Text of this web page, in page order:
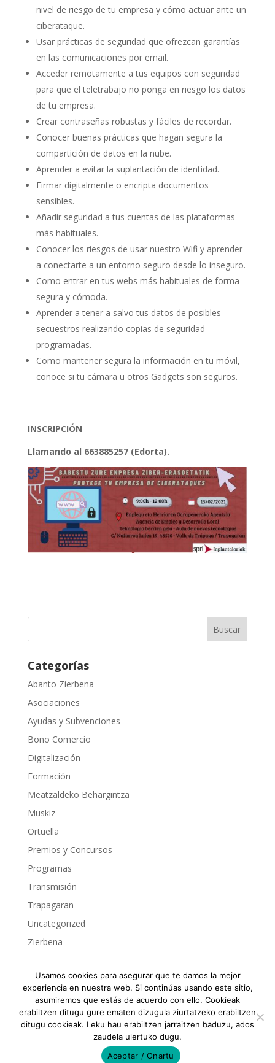
nivel de riesgo de tu empresa y cómo actuar ante un
ciberataque.
Usar prácticas de seguridad que ofrezcan garantías
en las comunicaciones por email.
Acceder remotamente a tus equipos con seguridad
para que el teletrabajo no ponga en riesgo los datos
de tu empresa.
Crear contraseñas robustas y fáciles de recordar.
Conocer buenas prácticas que hagan segura la
compartición de datos en la nube.
Aprender a evitar la suplantación de identidad.
Firmar digitalmente o encripta documentos
sensibles.
Añadir seguridad a tus cuentas de las plataformas
más habituales.
Conocer los riesgos de usar nuestro Wifi y aprender
a conectarte a un entorno seguro desde lo inseguro.
Como entrar en tus webs más habituales de forma
segura y cómoda.
Aprender a tener a salvo tus datos de posibles
secuestros realizando copias de seguridad
programadas.
Como mantener segura la información en tu móvil,
conoce si tu cámara u otros Gadgets son seguros.
INSCRIPCIÓN
Llamando al 663885257 (Edorta).
Categorías
Abanto Zierbena
Asociaciones
Ayudas y Subvenciones
Bono Comercio
Digitalización
Formación
Meatzaldeko Behargintza
Muskiz
Ortuella
Premios y Concursos
Programas
Transmisión
Trapagaran
Uncategorized
Zierbena
MERKATARITZA BULEGO TEKNIKOA | OFICINA
TÉCNICA DE COMERCIO DEL MEATZALDEKO
BEHARGINTZA, S.L.
Tfno: 663885257 // Mail:comercio@behargintza-
// Aviso Legal - Lege Oharra
Usamos cookies para asegurar que te damos la mejor
experiencia en nuestra web. Si continúas usando este sitio,
asumiremos que estás de acuerdo con ello. Cookieak
erabiltzen ditugu gure ematen dizugula ziurtatzeko erabiltzen
ditugu cookieak. Leku hau erabiltzen jarraitzen baduzu, ados
zaudela ulertuko dugu.
Aceptar / Onartu